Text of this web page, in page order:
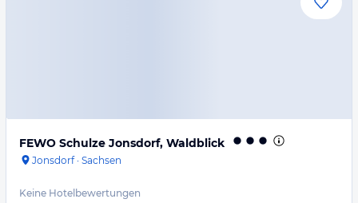
FEWO Schulze Jonsdorf, Waldblick
Jonsdorf· Sachsen
Keine Hotelbewertungen